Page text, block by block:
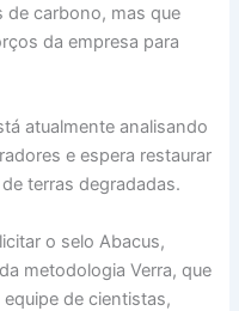
de carbono, mas que
da empresa para
atualmente analisando
e espera restaurar
terras degradadas.
o selo Abacus,
metodologia Verra, que
de cientistas,